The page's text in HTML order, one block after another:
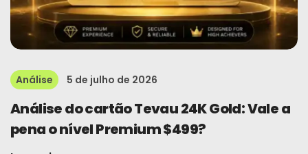
Análise 5 de julho de 2026
Análise do cartão Tevau 24K Gold: Vale a
pena o nível Premium $499?